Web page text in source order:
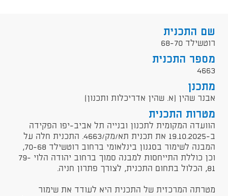
שם התכנית
רוטשילד 68-70
מספר התכנית
4663
מתכנן
אבנר שהין (א. שהין אדריכלות ותכנון)
מטרות התכנית
הוועדה המקומית לתכנון ובנייה תל אביב-יפו הפקידה
ב-19.10.2025 את תכנית תא/מק/4663. התכנית חלה על
המבנה לשימור בסגנון בינלאומי ברחוב רוטשילד 70-68,
וכן כוללת התייחסות למבנה סמוך ברחוב יהודה הלוי 79-
81, הכלול בתחום התכנית, לצורך פתרון חניה.
מטרתה המרכזית של התכנית היא לעודד את שימור